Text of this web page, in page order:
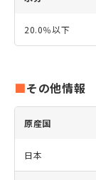
20.0％以下
その他情報
原産国
日本